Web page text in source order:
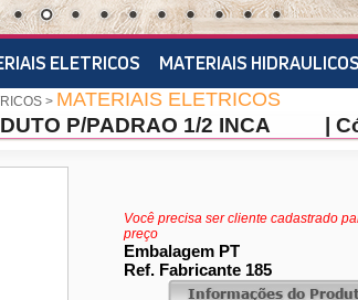
ELETRICOS MATERIAIS HIDRAULICOS
> MATERIAIS ELETRICOS
P/PADRAO 1/2 INCA |
Você precisa ser cliente cadastrado
preço
Embalagem PT
Ref. Fabricante 185